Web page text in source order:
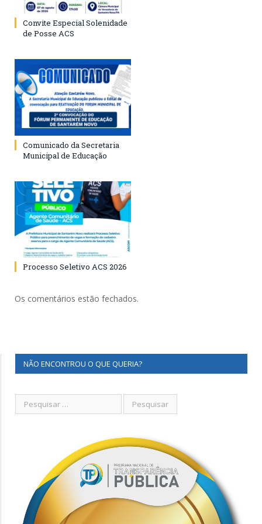
Convite Especial Solenidade
de Posse ACS
Comunicado da Secretaria
Municipal de Educação
Processo Seletivo ACS 2026
Os comentários estão fechados.
NÃO ENCONTROU O QUE QUERIA?